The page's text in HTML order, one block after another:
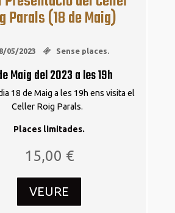
Parals (18 de Maig)
05/2023 Sense places.
Maig del 2023 a les 19h
18 de Maig a les 19h ens visita el
Celler Roig Parals.
Places limitades.
15,00 €
VEURE